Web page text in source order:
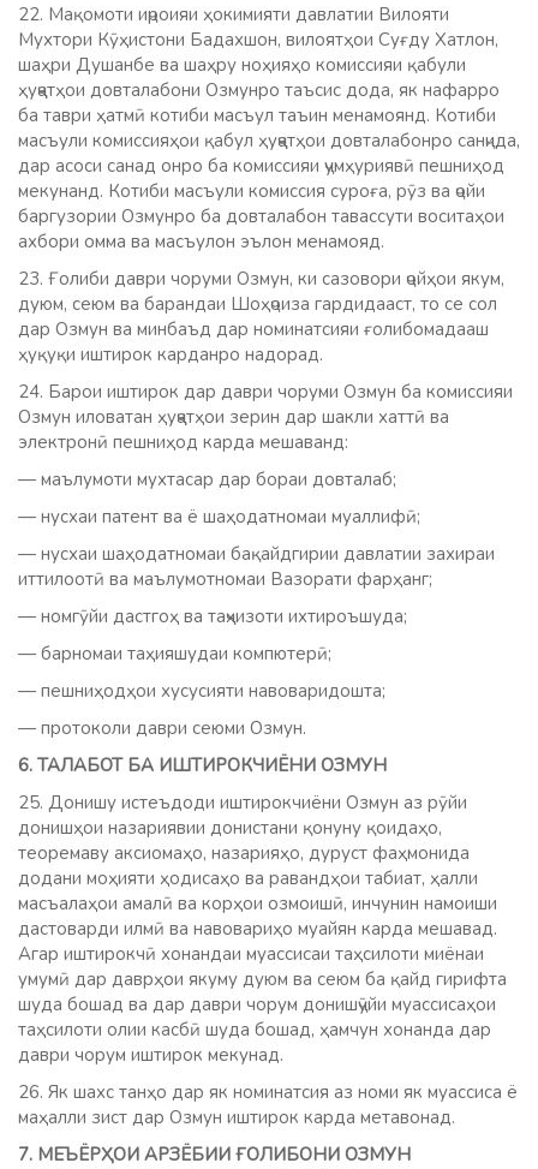
22. Мақомоти иҷроияи ҳокимияти давлатии Вилояти
Мухтори Кӯҳистони Бадахшон, вилоятҳои Суғду Хатлон,
шаҳри Душанбе ва шаҳру ноҳияҳо комиссияи қабули
ҳуҷҷатҳои довталабони Озмунро таъсис дода, як нафарро
ба таври ҳатмӣ котиби масъул таъин менамоянд. Котиби
масъули комиссияҳои қабул ҳуҷҷатҳои довталабонро санҷида,
дар асоси санад онро ба комиссияи ҷумҳуриявӣ пешниҳод
мекунанд. Котиби масъули комиссия суроға, рӯз ва ҷойи
баргузории Озмунро ба довталабон тавассути воситаҳои
ахбори омма ва масъулон эълон менамояд.
23. Ғолиби даври чоруми Озмун, ки сазовори ҷойҳои якум,
дуюм, сеюм ва барандаи Шоҳҷоиза гардидааст, то се сол
дар Озмун ва минбаъд дар номинатсияи ғолибомадааш
ҳуқуқи иштирок карданро надорад.
24. Барои иштирок дар даври чоруми Озмун ба комиссияи
Озмун иловатан ҳуҷҷатҳои зерин дар шакли хаттӣ ва
электронӣ пешниҳод карда мешаванд:
— маълумоти мухтасар дар бораи довталаб;
— нусхаи патент ва ё шаҳодатномаи муаллифӣ;
— нусхаи шаҳодатномаи бақайдгирии давлатии захираи
иттилоотӣ ва маълумотномаи Вазорати фарҳанг;
— номгӯйи дастгоҳ ва таҷҳизоти ихтироъшуда;
— барномаи таҳияшудаи компютерӣ;
— пешниҳодҳои хусусияти навоваридошта;
— протоколи даври сеюми Озмун.
6. ТАЛАБОТ БА ИШТИРОКЧИЁНИ ОЗМУН
25. Донишу истеъдоди иштирокчиёни Озмун аз рӯйи
донишҳои назариявии донистани қонуну қоидаҳо,
теоремаву аксиомаҳо, назарияҳо, дуруст фаҳмонида
додани моҳияти ҳодисаҳо ва равандҳои табиат, ҳалли
масъалаҳои амалӣ ва корҳои озмоишӣ, инчунин намоиши
дастоварди илмӣ ва навовариҳо муайян карда мешавад.
Агар иштирокчӣ хонандаи муассисаи таҳсилоти миёнаи
умумӣ дар даврҳои якуму дуюм ва сеюм ба қайд гирифта
шуда бошад ва дар даври чорум донишҷӯйи муассисаҳои
таҳсилоти олии касбӣ шуда бошад, ҳамчун хонанда дар
даври чорум иштирок мекунад.
26. Як шахс танҳо дар як номинатсия аз номи як муассиса ё
маҳалли зист дар Озмун иштирок карда метавонад.
7. МЕЪЁРҲОИ АРЗЁБИИ ҒОЛИБОНИ ОЗМУН